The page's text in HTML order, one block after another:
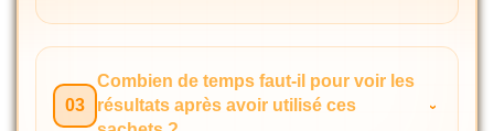
03
Combien de temps faut-il pour voir les
résultats après avoir utilisé ces